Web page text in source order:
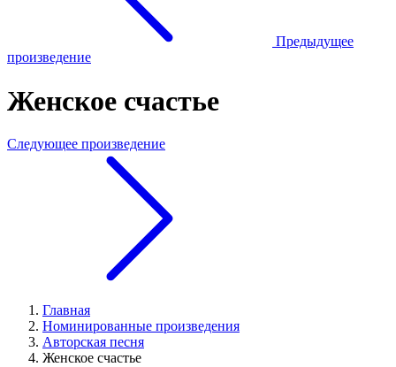
Предыдущее
произведение
Женское счастье
Следующее произведение
Главная
Номинированные произведения
Авторская песня
Женское счастье